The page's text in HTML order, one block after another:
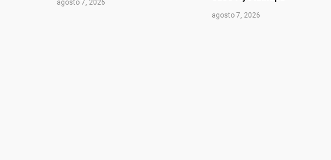
agosto 7, 2026
agosto 7, 2026